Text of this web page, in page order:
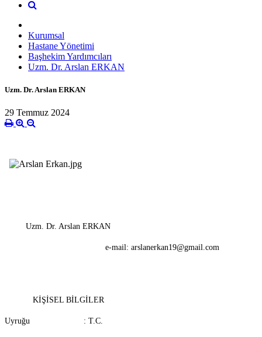
Kurumsal
Hastane Yönetimi
Başhekim Yardımcıları
Uzm. Dr. Arslan ERKAN
Uzm. Dr. Arslan ERKAN
29 Temmuz 2024
Uzm. Dr. Arslan ERKAN
e-mail: arslanerkan19@gmail.com
KİŞİSEL BİLGİLER
Uyruğu : T.C.